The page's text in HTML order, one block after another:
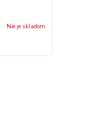
Nie je skladom